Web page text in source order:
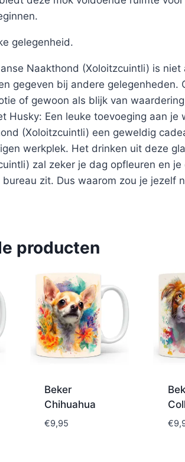
gelegenheid.
Naakthond (Xoloitzcuintli) is
gegeven bij andere gelegenheden.
of gewoon als blijk van
Husky: Een leuke toevoeging aan
(Xoloitzcuintli) een geweldig
werkplek. Het drinken uit deze
zal zeker je dag opfleuren en
zit. Dus waarom zou je jezelf
producten
Beker
Chihuahua
€9,95 €